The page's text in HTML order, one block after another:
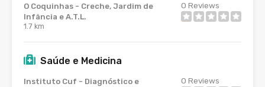
O Coquinhas - Creche, Jardim de
Infância e A.T.L.
1.7 km
0 Reviews
Saúde e Medicina
Instituto Cuf - Diagnóstico e
0 Reviews